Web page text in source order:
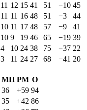
11 12 15 41 51 −10 45
11 11 16 48 51 −3
44
10 11 17 48 57 −9
41
10 9 19 46 65 −19 39
4 10 24 38 75 −37 22
3 11 24 27 68 −41 20
МП РМ О
36 +59 94
35 +42 86